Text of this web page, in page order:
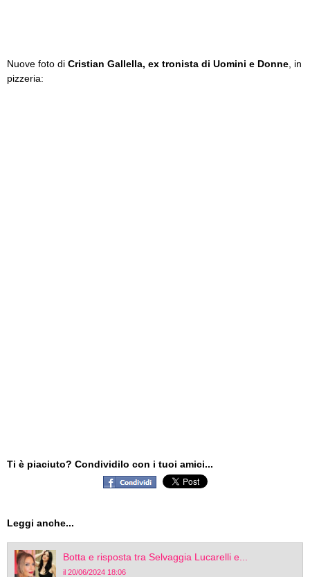
Nuove foto di Cristian Gallella, ex tronista di Uomini e Donne , in
pizzeria:
Ti è piaciuto? Condividilo con i tuoi amici...
Leggi anche...
Botta e risposta tra Selvaggia Lucarelli e...
il 20/06/2024 18:06